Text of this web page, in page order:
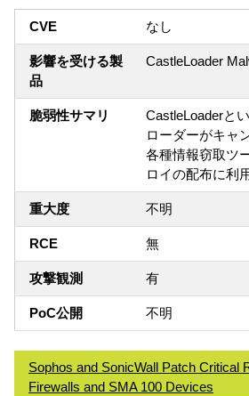
CVE なし
影響を受ける製
品
CastleLoader
脆弱性サマリ
CastleLoaderと
ローダーがキャ
各種情報窃取ツ
ロイの配布に利
重大度 不明
RCE 無
攻撃観測 有
PoC公開 不明
Sophos and SonicWall Patch Critical
Firewalls and SMA 100 Devices